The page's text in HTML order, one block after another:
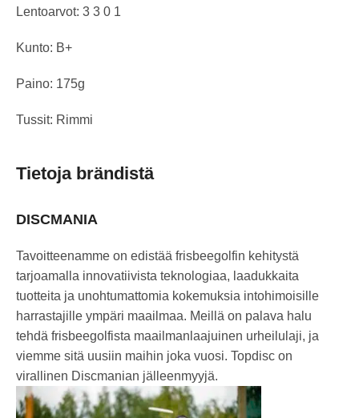
Lentoarvot: 3 3 0 1
Kunto: B+
Paino: 175g
Tussit: Rimmi
Tietoja brändistä
DISCMANIA
Tavoitteenamme on edistää frisbeegolfin kehitystä
tarjoamalla innovatiivista teknologiaa, laadukkaita
tuotteita ja unohtumattomia kokemuksia intohimoisille
harrastajille ympäri maailmaa. Meillä on palava halu
tehdä frisbeegolfista maailmanlaajuinen urheilulaji, ja
viemme sitä uusiin maihin joka vuosi. Topdisc on
virallinen Discmanian jälleenmyyjä.